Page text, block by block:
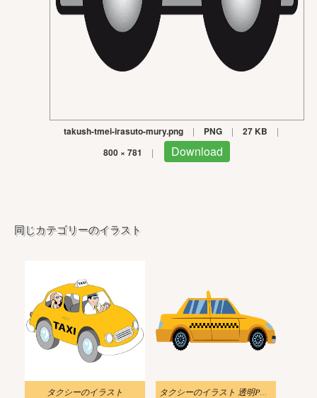
takush-tmei-irasuto-mury.png | PNG | 27 KB |
800 × 781 | Download
同じカテゴリーのイラスト
タクシーのイラスト タクシーのイラスト 透明PNG T